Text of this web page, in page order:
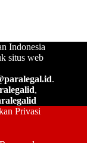
Indonesia
situs web
.
,
Privasi